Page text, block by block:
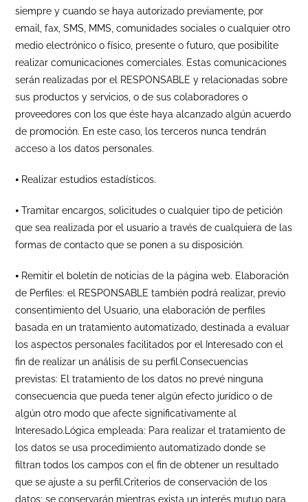
siempre y cuando se haya autorizado previamente, por
email, fax, SMS, MMS, comunidades sociales o cualquier otro
medio electrónico o físico, presente o futuro, que posibilite
realizar comunicaciones comerciales. Estas comunicaciones
serán realizadas por el RESPONSABLE y relacionadas sobre
sus productos y servicios, o de sus colaboradores o
proveedores con los que éste haya alcanzado algún acuerdo
de promoción. En este caso, los terceros nunca tendrán
acceso a los datos personales.
⦁ Realizar estudios estadísticos.
⦁ Tramitar encargos, solicitudes o cualquier tipo de petición
que sea realizada por el usuario a través de cualquiera de las
formas de contacto que se ponen a su disposición.
⦁ Remitir el boletín de noticias de la página web. Elaboración
de Perfiles: el RESPONSABLE también podrá realizar, previo
consentimiento del Usuario, una elaboración de perfiles
basada en un tratamiento automatizado, destinada a evaluar
los aspectos personales facilitados por el Interesado con el
fin de realizar un análisis de su perfil.Consecuencias
previstas: El tratamiento de los datos no prevé ninguna
consecuencia que pueda tener algún efecto jurídico o de
algún otro modo que afecte significativamente al
Interesado.Lógica empleada: Para realizar el tratamiento de
los datos se usa procedimiento automatizado donde se
filtran todos los campos con el fin de obtener un resultado
que se ajuste a su perfil.Criterios de conservación de los
datos: se conservarán mientras exista un interés mutuo para